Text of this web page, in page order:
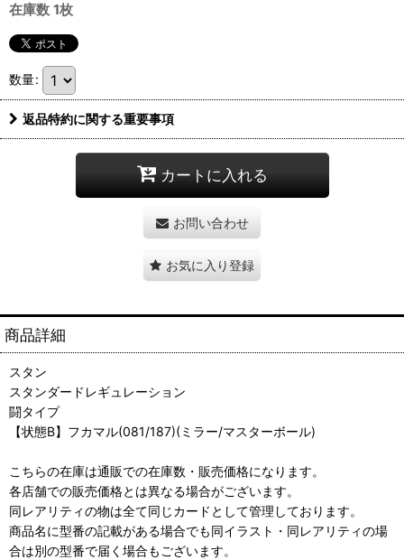
在庫数 1枚
数量:
返品特約に関する重要事項
カートに入れる
お問い合わせ
お気に入り登録
商品詳細
スタン
スタンダードレギュレーション
闘タイプ
【状態B】フカマル(081/187)(ミラー/マスターボール)
こちらの在庫は通販での在庫数・販売価格になります。
各店舗での販売価格とは異なる場合がございます。
同レアリティの物は全て同じカードとして管理しております。
商品名に型番の記載がある場合でも同イラスト・同レアリティの場
合は別の型番で届く場合もございます。